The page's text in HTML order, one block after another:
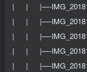
| | |—-
| | |—-
| | |—-
| | |—-
| | |—-